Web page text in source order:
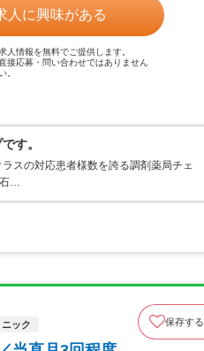
人に興味がある
人情報を無料でご提供します。
接応募・問い合わせではありません
。
す。
スの対応患者様数を誇る調剤薬局チェ
石…
ック 保存する